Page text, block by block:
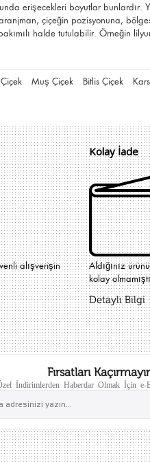
erişecekleri boyutlar bunlardır.
çiçeğin pozisyonuna,
halde tutulabilir. Örneğin
Muş Çiçek Bitlis Çiçek
alışverişin
Kolay İade
Aldığınız
kolay
Detaylı Bilgi
Fırsatları
İndirimlerden Haberdar Olmak İçin e-